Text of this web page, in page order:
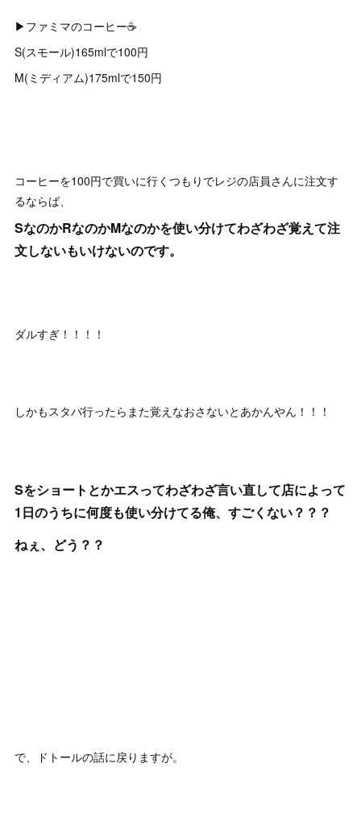
▶︎ファミマのコーヒー☕️
S(スモール)165mlで100円
M(ミディアム)175mlで150円
コーヒーを100円で買いに行くつもりでレジの店員さんに注文す
るならば、
SなのかRなのかMなのかを使い分けてわざわざ覚えて注
文しないもいけないのです。
ダルすぎ！！！！
しかもスタバ行ったらまた覚えなおさないとあかんやん！！！
Sをショートとかエスってわざわざ言い直して店によって
1日のうちに何度も使い分けてる俺、すごくない？？？
ねぇ、どう？？
で、ドトールの話に戻りますが。